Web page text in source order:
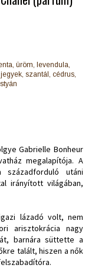
üröm, levendula,
szantál, cédrus,
Gabrielle Bonheur
megalapítója. A
utáni
irányított világában,
lázadó volt, nem
arisztokrácia nagy
barnára süttette a
talált, hiszen a nők